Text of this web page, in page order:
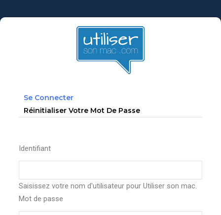
au
Primary
tabs
Se Connecter
Actif)
Réinitialiser Votre Mot De Passe
Identifiant
Saisissez votre nom d'utilisateur pour Utiliser son mac.
Mot de passe